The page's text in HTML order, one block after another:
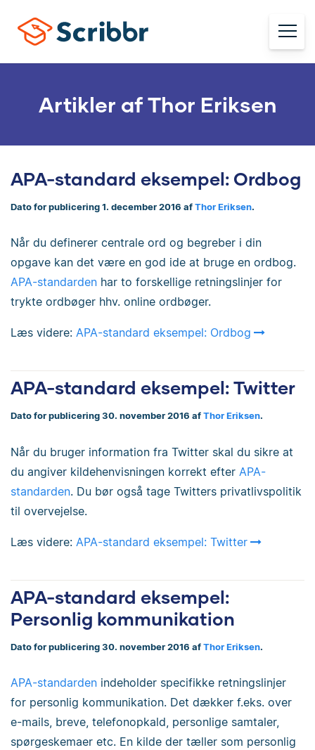
Artikler af Thor Eriksen
APA-standard eksempel: Ordbog
Dato for publicering 1. december 2016 af Thor Eriksen.
Når du definerer centrale ord og begreber i din
opgave kan det være en god ide at bruge en ordbog.
APA-standarden har to forskellige retningslinjer for
trykte ordbøger hhv. online ordbøger.
Læs videre: APA-standard eksempel: Ordbog
APA-standard eksempel: Twitter
Dato for publicering 30. november 2016 af Thor Eriksen.
Når du bruger information fra Twitter skal du sikre at
du angiver kildehenvisningen korrekt efter APA-
standarden. Du bør også tage Twitters privatlivspolitik
til overvejelse.
Læs videre: APA-standard eksempel: Twitter
APA-standard eksempel:
Personlig kommunikation
Dato for publicering 30. november 2016 af Thor Eriksen.
APA-standarden indeholder specifikke retningslinjer
for personlig kommunikation. Det dækker f.eks. over
e-mails, breve, telefonopkald, personlige samtaler,
spørgeskemaer etc. En kilde der tæller som personlig